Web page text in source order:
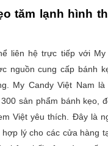
tăm lạnh hình
liên hệ trực tiếp với My
nguồn cung cấp bánh
My Candy Việt Nam
sản phẩm bánh kẹo,
Việt yêu thích. Đây là
hợp lý cho các cửa hàng